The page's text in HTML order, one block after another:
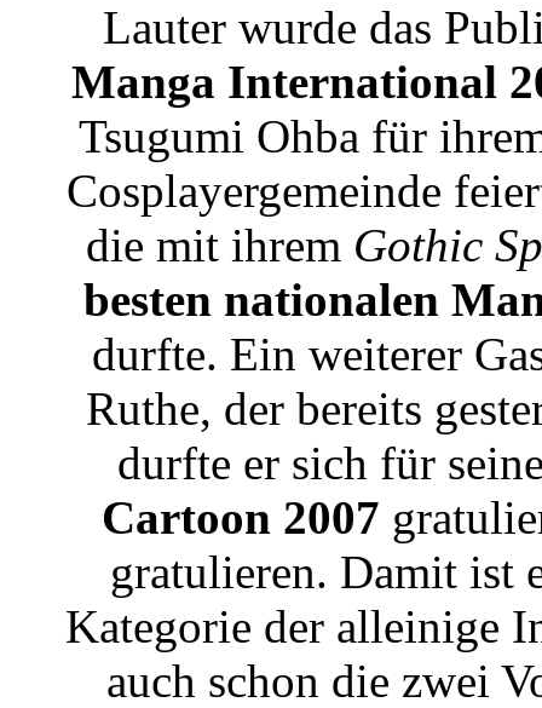
Lauter wurde das
Manga International
Tsugumi Ohba für
Cosplayergemeinde
die mit ihrem Gothic
besten nationalen
durfte. Ein weiterer
Ruthe, der bereits
durfte er sich für
Cartoon 2007
gratulieren. Damit ist
Kategorie der alleinige
auch schon die zwei